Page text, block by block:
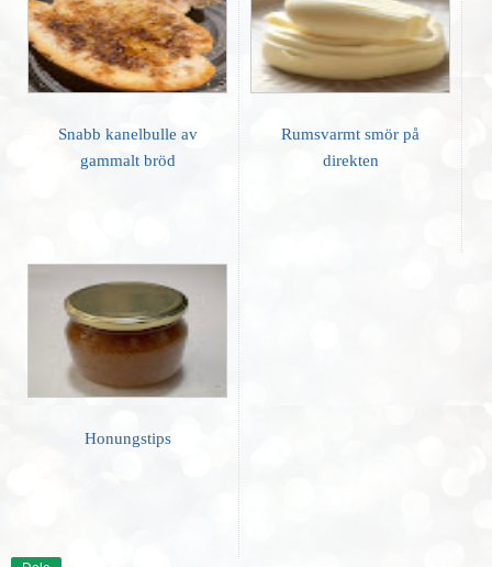
Snabb kanelbulle av
gammalt bröd
Rumsvarmt smör på
direkten
Honungstips